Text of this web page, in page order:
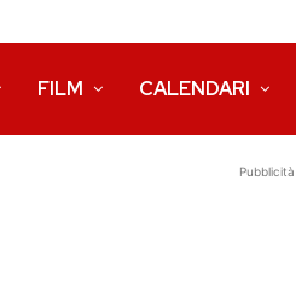
FILM CALENDARI
Pubblicità